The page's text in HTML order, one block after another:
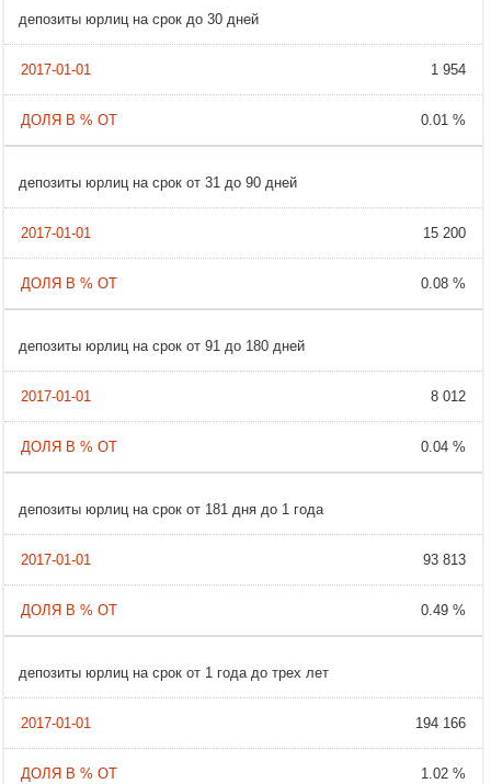
депозиты юрлиц на срок до 30 дней
1 954
0.01 %
депозиты юрлиц на срок от 31 до 90 дней
15 200
0.08 %
депозиты юрлиц на срок от 91 до 180 дней
8 012
0.04 %
депозиты юрлиц на срок от 181 дня до 1 года
93 813
0.49 %
депозиты юрлиц на срок от 1 года до трех лет
194 166
1.02 %